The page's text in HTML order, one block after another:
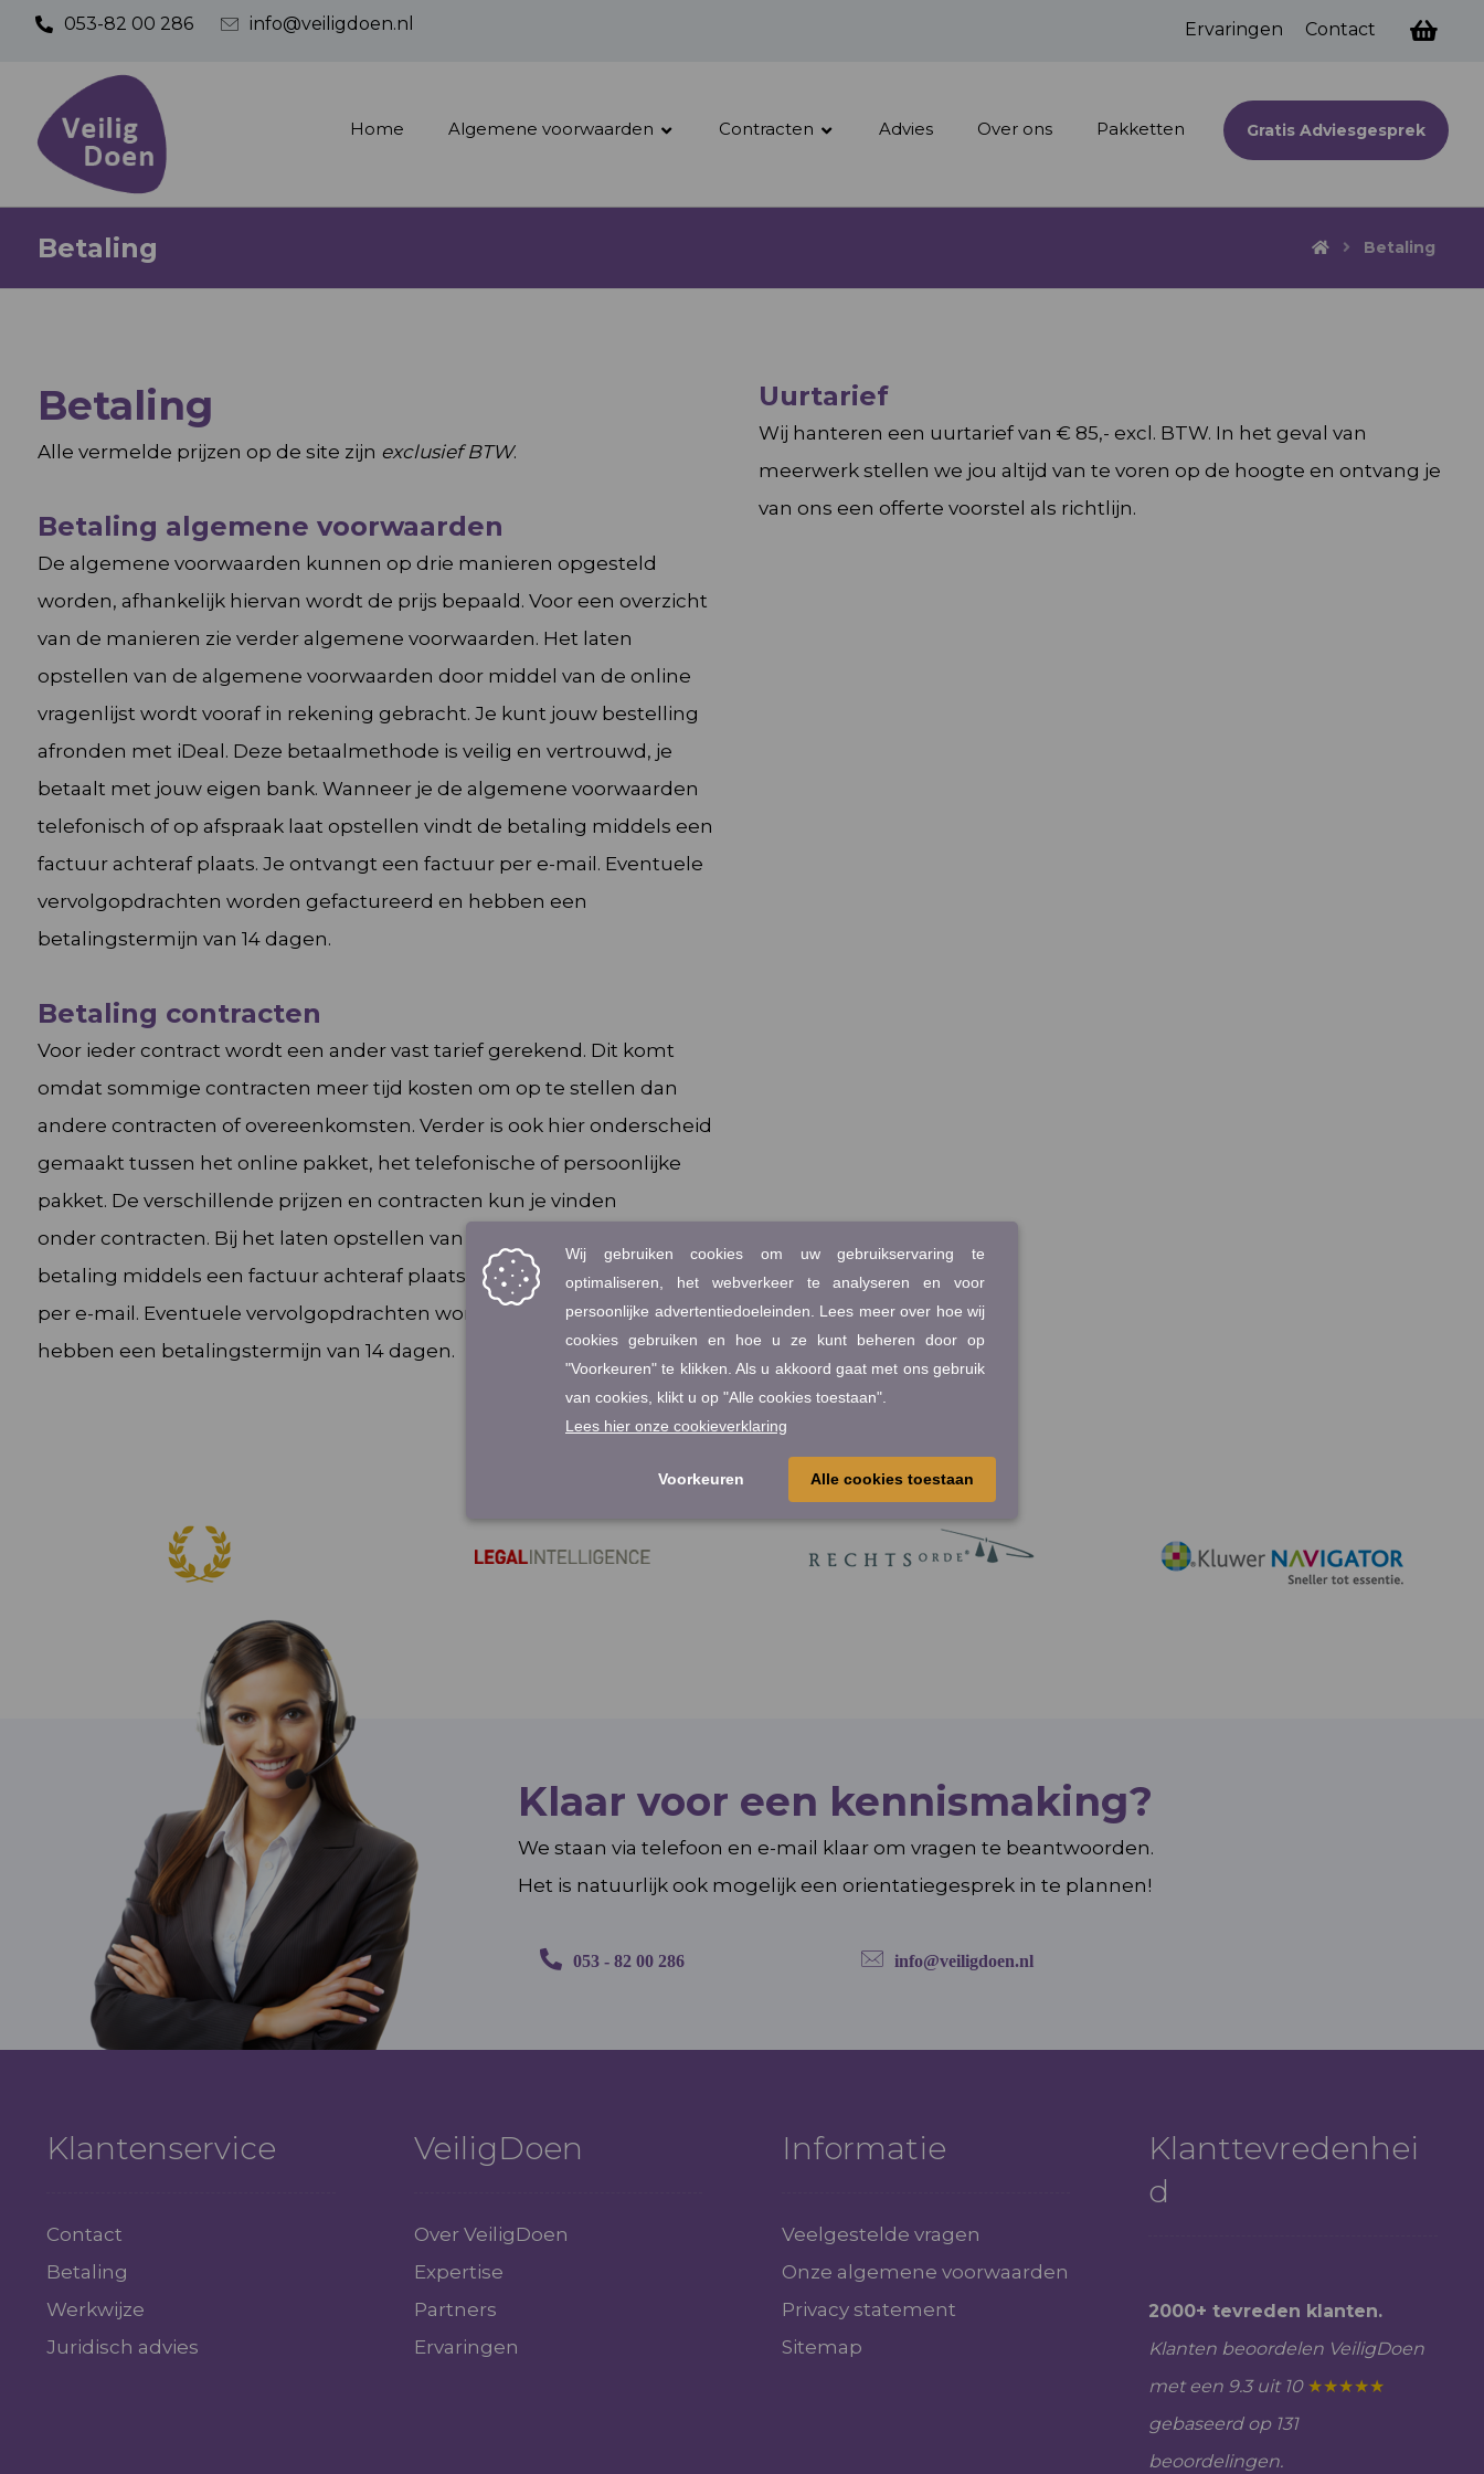
053-82 00 286 info@veiligdoen.nl Contact
Ervaringen
Gratis Adviesgesprek
Home Algemene voorwaarden Contracten Advies Over ons Pakketten
Betaling Betaling
Betaling
Alle vermelde prijzen op de site zijn exclusief BTW.
Betaling algemene voorwaarden
De algemene voorwaarden kunnen op drie manieren opgesteld
worden, afhankelijk hiervan wordt de prijs bepaald. Voor een overzicht
van de manieren zie verder algemene voorwaarden. Het laten
opstellen van de algemene voorwaarden door middel van de online
vragenlijst wordt vooraf in rekening gebracht. Je kunt jouw bestelling
afronden met iDeal. Deze betaalmethode is veilig en vertrouwd, je
betaalt met jouw eigen bank. Wanneer je de algemene voorwaarden
telefonisch of op afspraak laat opstellen vindt de betaling middels een
factuur achteraf plaats. Je ontvangt een factuur per e-mail. Eventuele
vervolgopdrachten worden gefactureerd en hebben een
betalingstermijn van 14 dagen.
Betaling contracten
Voor ieder contract wordt een ander vast tarief gerekend. Dit komt
omdat sommige contracten meer tijd kosten om op te stellen dan
andere contracten of overeenkomsten. Verder is ook hier onderscheid
gemaakt tussen het online pakket, het telefonische of persoonlijke
pakket. De verschillende prijzen en contracten kun je vinden
onder contracten. Bij het laten opstellen van een contract vindt de
betaling middels een factuur achteraf plaats. Je ontvangt een factuur
per e-mail. Eventuele vervolgopdrachten worden gefactureerd en
hebben een betalingstermijn van 14 dagen.
Uurtarief
Wij hanteren een uurtarief van € 85,- excl. BTW. In het geval van
meerwerk stellen we jou altijd van te voren op de hoogte en ontvang je
van ons een offerte voorstel als richtlijn.
Klaar voor een kennismaking?
We staan via telefoon en e-mail klaar om vragen te beantwoorden.
Het is natuurlijk ook mogelijk een orientatiegesprek in te plannen!
053 - 82 00 286 info@veiligdoen.nl
Klantenservice
Contact
Betaling
Werkwijze
Juridisch advies
VeiligDoen
Over VeiligDoen
Expertise
Partners
Ervaringen
Informatie
Veelgestelde vragen
Onze algemene voorwaarden
Privacy statement
Sitemap
Klanttevredenhei
d
2000+ tevreden klanten.
Klanten beoordelen VeiligDoen
met een 9.3 uit 10 ★★★★★
gebaseerd op 131
beoordelingen.